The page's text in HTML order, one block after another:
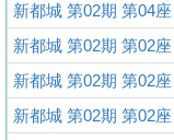
新都城 第02期 第04座
新都城 第02期 第02座
新都城 第02期 第02座
新都城 第02期 第02座